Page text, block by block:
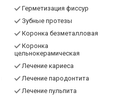
Герметизация фиссур
Зубные протезы
Коронка безметалловая
Коронка
цельнокерамическая
Лечение кариеса
Лечение пародонтита
Лечение пульпита